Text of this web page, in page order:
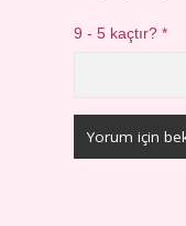
9 - 5 kaçtır?*